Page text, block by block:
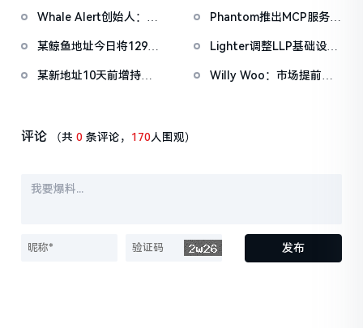
种子钱包和RWA代币化
恐慌性抛售区间
Whale Alert创始人：
2023年底，或临近三年盈
利周期拐点
Phantom推出MCP服务
易、报价互换、转移代币
某鲸鱼地址今日将129枚
Lighter调整LLP基础设
供更多流动性
某新地址10天前增持
Willy Woo：市场提前定
评论 （共0 条评论， 170人围观）
发布